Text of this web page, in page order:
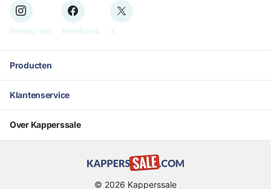
Producten
Klantenservice
Over Kapperssale
© 2026 Kapperssale